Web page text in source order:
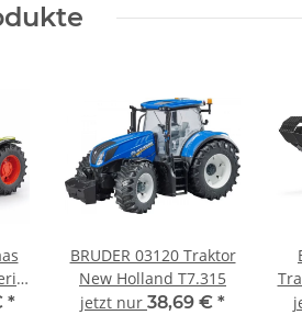
*
BRUDER 03120 Traktor
New Holland T7.315
jetzt nur 38,69 € *